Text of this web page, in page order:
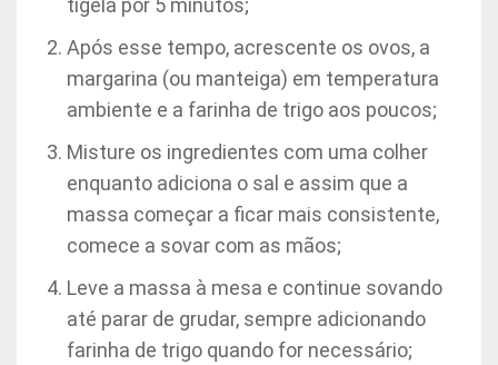
tigela por 5 minutos;
Após esse tempo, acrescente os ovos, a
margarina (ou manteiga) em temperatura
ambiente e a farinha de trigo aos poucos;
Misture os ingredientes com uma colher
enquanto adiciona o sal e assim que a
massa começar a ficar mais consistente,
comece a sovar com as mãos;
Leve a massa à mesa e continue sovando
até parar de grudar, sempre adicionando
farinha de trigo quando for necessário;